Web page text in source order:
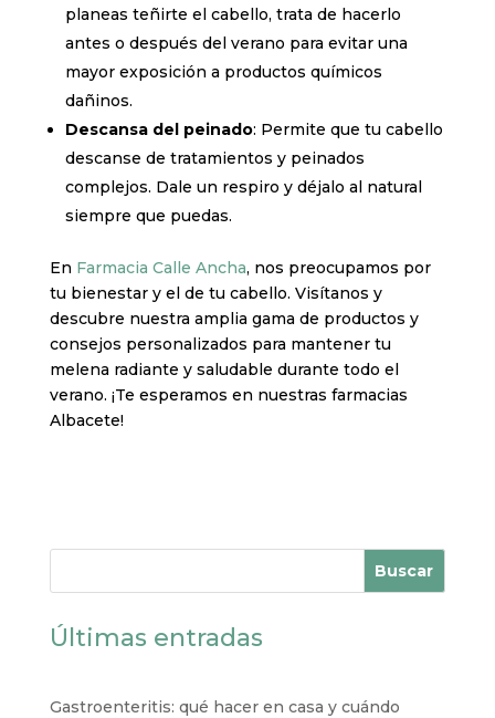
planeas teñirte el cabello, trata de hacerlo
antes o después del verano para evitar una
mayor exposición a productos químicos
dañinos.
Descansa del peinado: Permite que tu cabello
descanse de tratamientos y peinados
complejos. Dale un respiro y déjalo al natural
siempre que puedas.
En Farmacia Calle Ancha, nos preocupamos por
tu bienestar y el de tu cabello. Visítanos y
descubre nuestra amplia gama de productos y
consejos personalizados para mantener tu
melena radiante y saludable durante todo el
verano. ¡Te esperamos en nuestras farmacias
Albacete!
Buscar
Últimas entradas
Gastroenteritis: qué hacer en casa y cuándo